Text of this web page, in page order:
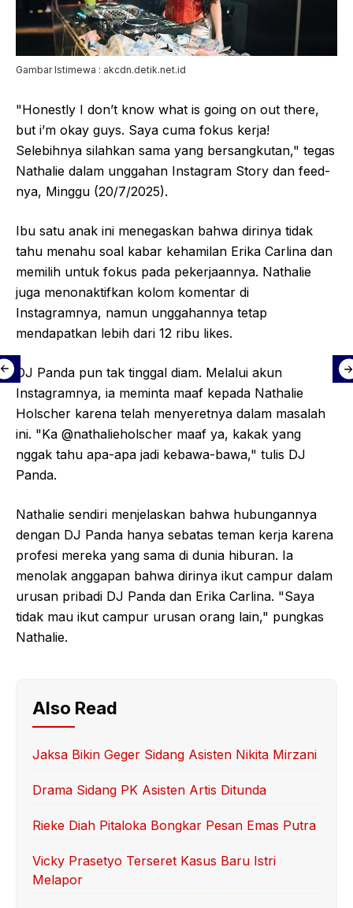
Gambar Istimewa : akcdn.detik.net.id
"Honestly I don’t know what is going on out there,
but i’m okay guys. Saya cuma fokus kerja!
Selebihnya silahkan sama yang bersangkutan," tegas
Nathalie dalam unggahan Instagram Story dan feed-
nya, Minggu (20/7/2025).
Ibu satu anak ini menegaskan bahwa dirinya tidak
tahu menahu soal kabar kehamilan Erika Carlina dan
memilih untuk fokus pada pekerjaannya. Nathalie
juga menonaktifkan kolom komentar di
Instagramnya, namun unggahannya tetap
mendapatkan lebih dari 12 ribu likes.
DJ Panda pun tak tinggal diam. Melalui akun
Instagramnya, ia meminta maaf kepada Nathalie
Holscher karena telah menyeretnya dalam masalah
ini. "Ka @nathalieholscher maaf ya, kakak yang
nggak tahu apa-apa jadi kebawa-bawa," tulis DJ
Panda.
Nathalie sendiri menjelaskan bahwa hubungannya
dengan DJ Panda hanya sebatas teman kerja karena
profesi mereka yang sama di dunia hiburan. Ia
menolak anggapan bahwa dirinya ikut campur dalam
urusan pribadi DJ Panda dan Erika Carlina. "Saya
tidak mau ikut campur urusan orang lain," pungkas
Nathalie.
Also Read
Jaksa Bikin Geger Sidang Asisten Nikita Mirzani
Drama Sidang PK Asisten Artis Ditunda
Rieke Diah Pitaloka Bongkar Pesan Emas Putra
Vicky Prasetyo Terseret Kasus Baru Istri
Melapor